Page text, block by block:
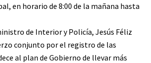
en horario de 8:00 de la mañana hasta
de Interior y Policía, Jesús Féliz
conjunto por el registro de las
al plan de Gobierno de llevar más